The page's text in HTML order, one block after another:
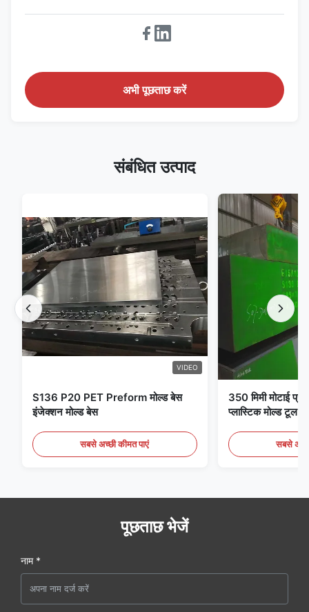
अभी पूछताछ करें
संबंधित उत्पाद
VIDEO
S136 P20 PET Preform मोल्ड बेस
इंजेक्शन मोल्ड बेस
सबसे अच्छी कीमत पाएं
350 मिमी मोटाई
प्लास्टिक मोल्ड टूल
सबसे
पूछताछ भेजें
नाम *